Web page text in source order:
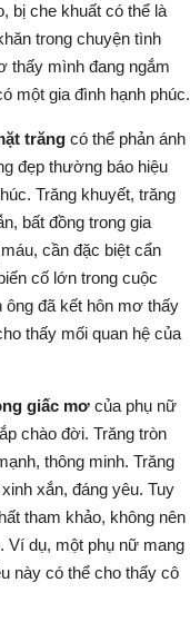
bị che khuất có thể là
trong chuyện tình
thấy mình đang ngắm
một gia đình hạnh phúc.
trăng có thể phản ánh
đẹp thường báo hiệu
Trăng khuyết, trăng
bất đồng trong gia
cần đặc biệt cẩn
cố lớn trong cuộc
ông đã kết hôn mơ thấy
thấy mối quan hệ của
giấc mơ của phụ nữ
chào đời. Trăng tròn
thông minh. Trăng
xắn, đáng yêu. Tuy
tham khảo, không nên
Ví dụ, một phụ nữ mang
này có thể cho thấy cô